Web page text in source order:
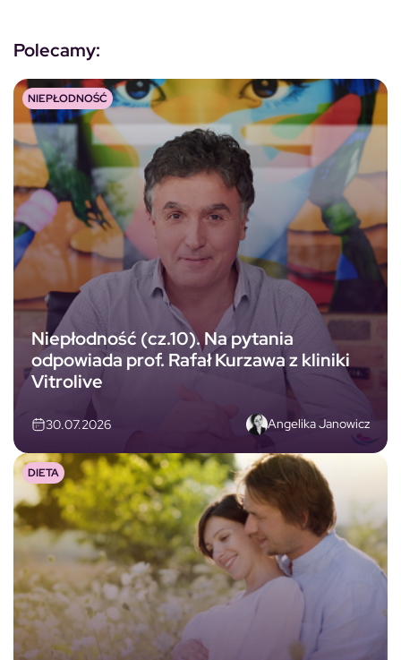
Polecamy:
Niepłodność (cz.10). Na pytania
odpowiada prof. Rafał Kurzawa z kliniki
Vitrolive
30.07.2026 Angelika Janowicz
NIEPŁODNOŚĆ
DIETA